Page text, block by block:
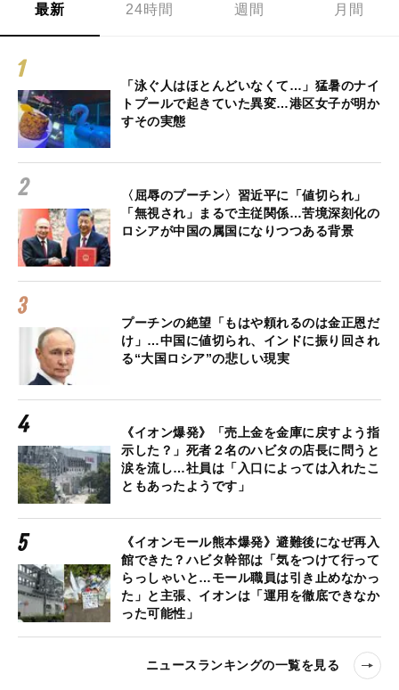
最新 24時間 週間 月間
「泳ぐ人はほとんどいなくて…」猛暑のナイ
トプールで起きていた異変…港区女子が明か
すその実態
〈屈辱のプーチン〉習近平に「値切られ」
「無視され」まるで主従関係…苦境深刻化の
ロシアが中国の属国になりつつある背景
プーチンの絶望「もはや頼れるのは金正恩だ
け」…中国に値切られ、インドに振り回され
る“大国ロシア”の悲しい現実
《イオン爆発》「売上金を金庫に戻すよう指
示した？」死者２名のハビタの店長に問うと
涙を流し…社員は「入口によっては入れたこ
ともあったようです」
《イオンモール熊本爆発》避難後になぜ再入
館できた？ハビタ幹部は「気をつけて行って
らっしゃいと…モール職員は引き止めなかっ
た」と主張、イオンは「運用を徹底できなか
った可能性」
ニュースランキングの一覧を見る